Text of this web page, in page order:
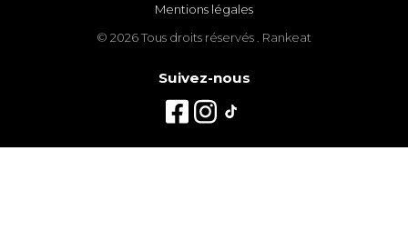
Mentions légales
© 2026 Tous droits réservés . Rankeat
Suivez-nous